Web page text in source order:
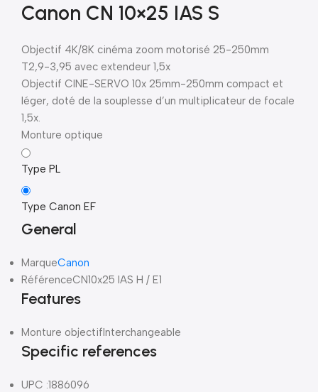
Canon CN 10×25 IAS S
Objectif 4K/8K cinéma zoom motorisé 25-250mm
T2,9-3,95 avec extendeur 1,5x
Objectif CINE-SERVO 10x 25mm-250mm compact et
léger, doté de la souplesse d’un multiplicateur de focale
1,5x.
Monture optique
Type PL
Type Canon EF
General
MarqueCanon
RéférenceCN10x25 IAS H / E1
Features
Monture objectifInterchangeable
Specific references
UPC :1886096